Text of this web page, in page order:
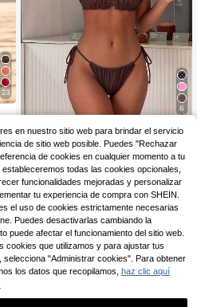
23
6
Swim Basics Bikini de doble tela co
n bandeau (sin espalda con lazo) y
pierna alta con lazo lateral
9,40€9,49€
en nuestro sitio web para brindar el servicio
de sitio web posible. Puedes "Rechazar
de cookies en cualquier momento a tu
todas las cookies opcionales,
funcionalidades mejoradas y personalizar
tu experiencia de compra con SHEIN.
el uso de cookies estrictamente necesarias
Puedes desactivarlas cambiando la
puede afectar el funcionamiento del sitio web.
cookies que utilizamos y para ajustar tus
"Administrar cookies". Para obtener
los datos que recopilamos, haz clic aquí